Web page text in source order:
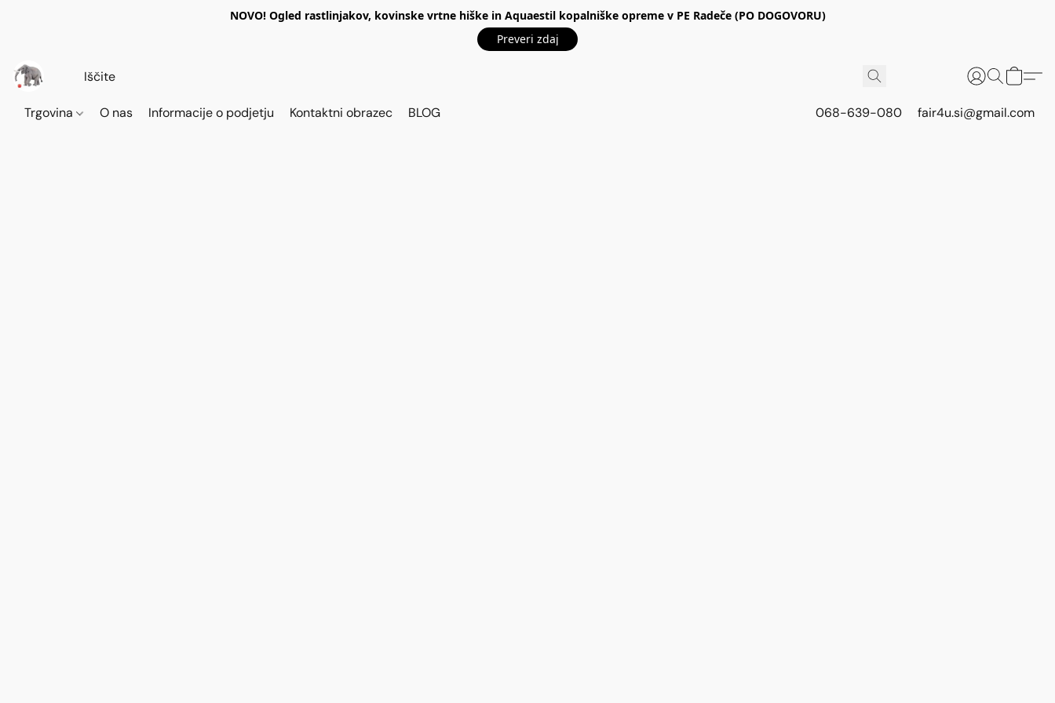
NOVO! Ogled rastlinjakov, kovinske vrtne hiške in Aquaestil kopalniške opreme v PE Radeče (PO DOGOVORU)
Preveri zdaj
Trgovina O nas Informacije o podjetju Kontaktni obrazec BLOG 068-639-080 fair4u.si@gmail.com